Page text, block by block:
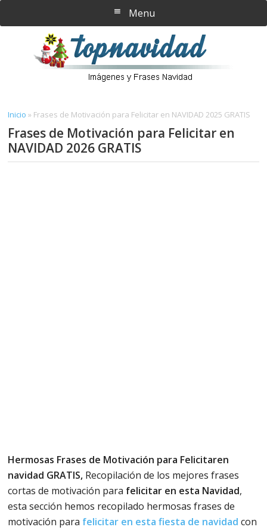
al
principal
a
Menu
Inicio » Frases de Motivación para Felicitar en NAVIDAD 2025 GRATIS
Frases de Motivación para Felicitar en
NAVIDAD 2026 GRATIS
Hermosas Frases de Motivación para Felicitaren
navidad GRATIS, Recopilación de los mejores frases
cortas de motivación para felicitar en esta Navidad,
esta sección hemos recopilado hermosas frases de
motivación para felicitar en esta fiesta de navidad con